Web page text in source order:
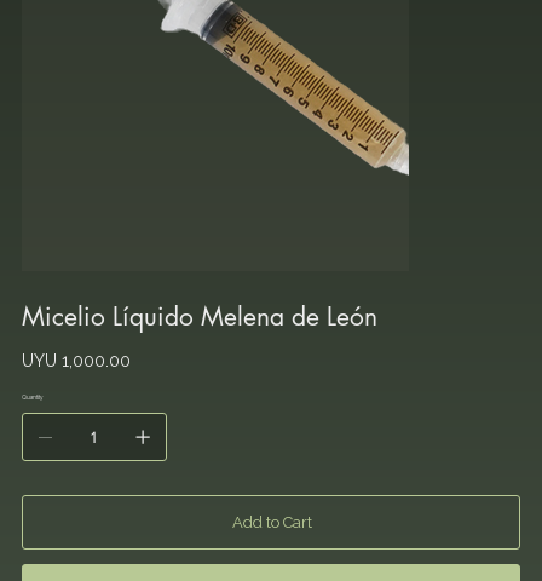
Micelio Líquido Melena de León
Price
UYU 1,000.00
Quantity
Add to Cart